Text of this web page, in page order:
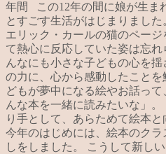
年間 この12年の間に娘が生ま
とすごす生活がはじまりました
エリック・カールの猫のペー
て熱心に反応していた姿は忘
んなにも小さな子どもの心を
の力に、心から感動したこと
どもが夢中になる絵やお話っ
んな本を一緒に読みたいな」
り手として、あらためて絵本と
今年のはじめには、絵本のク
しをしました。 こうして新し